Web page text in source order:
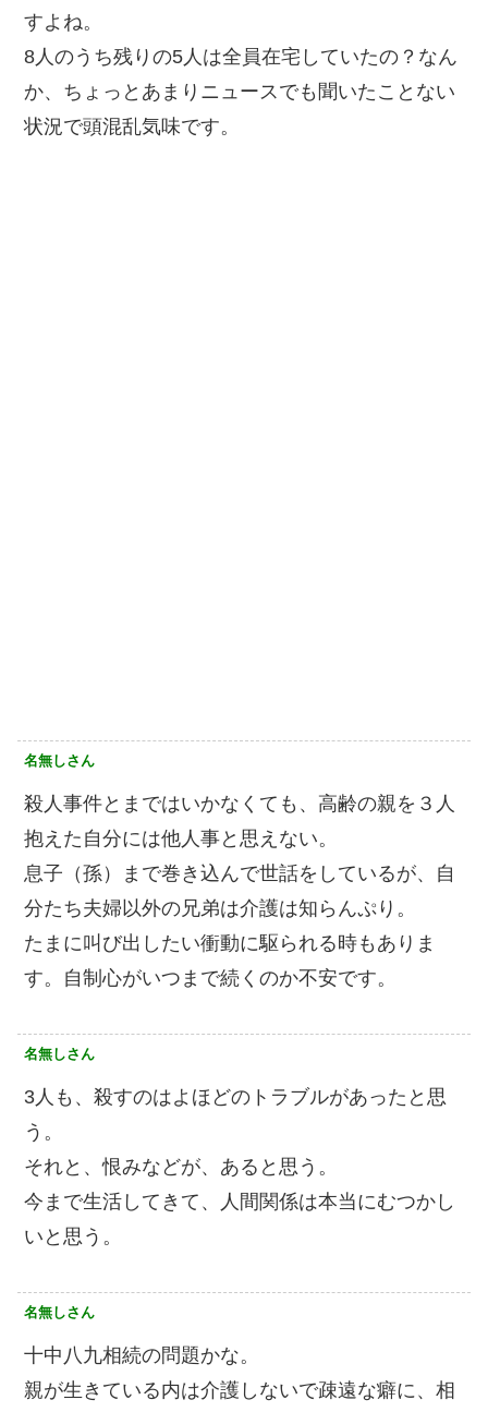
すよね。
8人のうち残りの5人は全員在宅していたの？なん
か、ちょっとあまりニュースでも聞いたことない
状況で頭混乱気味です。
名無しさん
殺人事件とまではいかなくても、高齢の親を３人
抱えた自分には他人事と思えない。
息子（孫）まで巻き込んで世話をしているが、自
分たち夫婦以外の兄弟は介護は知らんぷり。
たまに叫び出したい衝動に駆られる時もありま
す。自制心がいつまで続くのか不安です。
名無しさん
3人も、殺すのはよほどのトラブルがあったと思
う。
それと、恨みなどが、あると思う。
今まで生活してきて、人間関係は本当にむつかし
いと思う。
名無しさん
十中八九相続の問題かな。
親が生きている内は介護しないで疎遠な癖に、相